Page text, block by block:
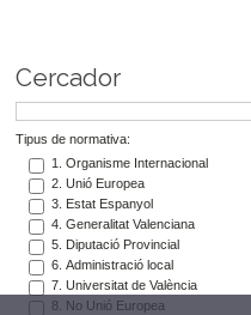
Cercador
Tipus de normativa:
1. Organisme Internacional
2. Unió Europea
3. Estat Espanyol
4. Generalitat Valenciana
5. Diputació Provincial
6. Administració local
7. Universitat de València
8. No Unió Europea